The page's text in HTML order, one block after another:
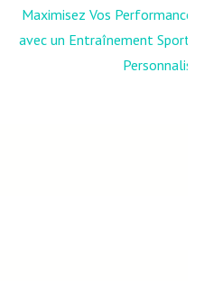
Maximisez Vos Performances
avec un Entraînement Sportif
Personnalisé